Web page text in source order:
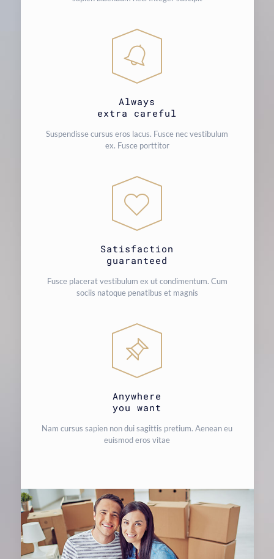
Always
extra careful
Suspendisse cursus eros lacus. Fusce nec vestibulum
ex. Fusce porttitor
Satisfaction
guaranteed
Fusce placerat vestibulum ex ut condimentum. Cum
sociis natoque penatibus et magnis
Anywhere
you want
Nam cursus sapien non dui sagittis pretium. Aenean eu
euismod eros vitae